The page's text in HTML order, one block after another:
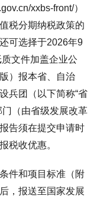
xxbs-front/）
税分期纳税政策的
可选择于2026年9
文件加盖企业公
）报本省、自治
兵团（以下简称“省
（由省级发展改革
告须在提交申请时
税收优惠。
件和项目标准（附
，报送至国家发展